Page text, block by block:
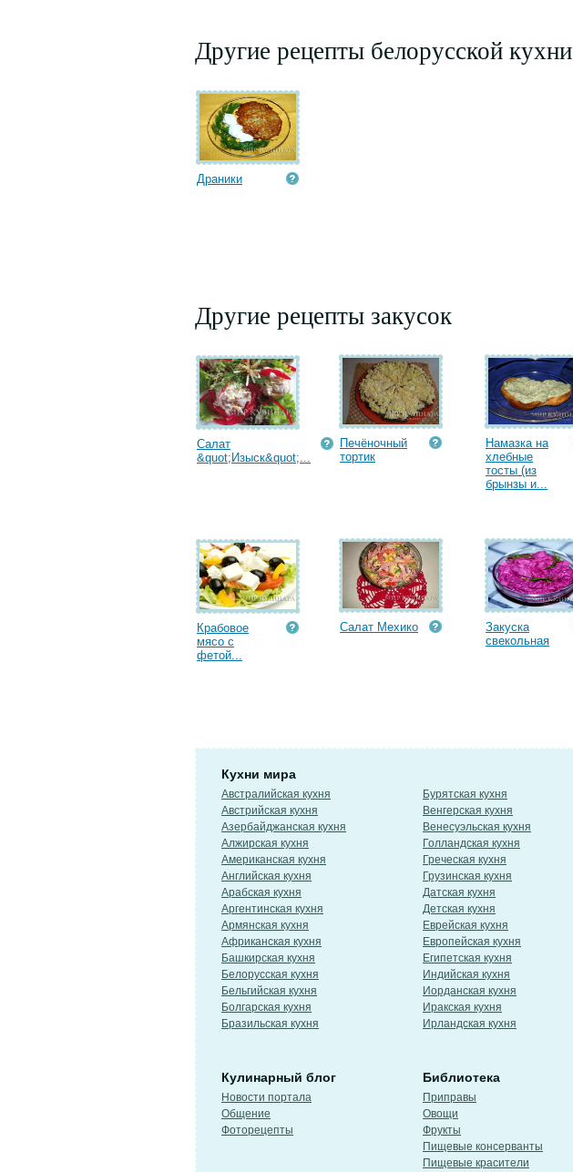
Другие рецепты белорусской кухни
Драники
Другие рецепты закусок
Салат
&quot;Изыск&quot;...
Печёночный
тортик
Намазка на
хлебные
тосты (из
брынзы и...
Крабовое
мясо с
фетой...
Салат Мехико
Закуска
свекольная
Кухни мира
Австралийская кухня
Австрийская кухня
Азербайджанская кухня
Алжирская кухня
Американская кухня
Английская кухня
Арабская кухня
Аргентинская кухня
Армянская кухня
Африканская кухня
Башкирская кухня
Белорусская кухня
Бельгийская кухня
Болгарская кухня
Бразильская кухня
Бурятская кухня
Венгерская кухня
Венесуэльская кухня
Голландская кухня
Греческая кухня
Грузинская кухня
Датская кухня
Детская кухня
Еврейская кухня
Европейская кухня
Египетская кухня
Индийская кухня
Иорданская кухня
Иракская кухня
Ирландская кухня
Кулинарный блог
Новости портала
Общение
Фоторецепты
Библиотека
Приправы
Овощи
Фрукты
Пищевые консерванты
Пищевые красители